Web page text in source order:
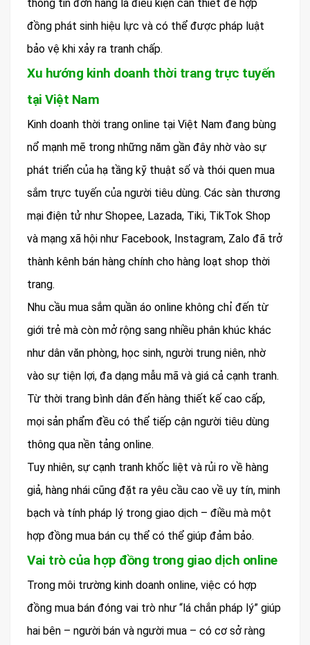
thông tin đơn hàng là điều kiện cần thiết để hợp
đồng phát sinh hiệu lực và có thể được pháp luật
bảo vệ khi xảy ra tranh chấp.
Xu hướng kinh doanh thời trang trực tuyến
tại Việt Nam
Kinh doanh thời trang online tại Việt Nam đang bùng
nổ mạnh mẽ trong những năm gần đây nhờ vào sự
phát triển của hạ tầng kỹ thuật số và thói quen mua
sắm trực tuyến của người tiêu dùng. Các sàn thương
mại điện tử như Shopee, Lazada, Tiki, TikTok Shop
và mạng xã hội như Facebook, Instagram, Zalo đã trở
thành kênh bán hàng chính cho hàng loạt shop thời
trang.
Nhu cầu mua sắm quần áo online không chỉ đến từ
giới trẻ mà còn mở rộng sang nhiều phân khúc khác
như dân văn phòng, học sinh, người trung niên, nhờ
vào sự tiện lợi, đa dạng mẫu mã và giá cả cạnh tranh.
Từ thời trang bình dân đến hàng thiết kế cao cấp,
mọi sản phẩm đều có thể tiếp cận người tiêu dùng
thông qua nền tảng online.
Tuy nhiên, sự cạnh tranh khốc liệt và rủi ro về hàng
giả, hàng nhái cũng đặt ra yêu cầu cao về uy tín, minh
bạch và tính pháp lý trong giao dịch – điều mà một
hợp đồng mua bán cụ thể có thể giúp đảm bảo.
Vai trò của hợp đồng trong giao dịch online
Trong môi trường kinh doanh online, việc có hợp
đồng mua bán đóng vai trò như “lá chắn pháp lý” giúp
hai bên – người bán và người mua – có cơ sở ràng